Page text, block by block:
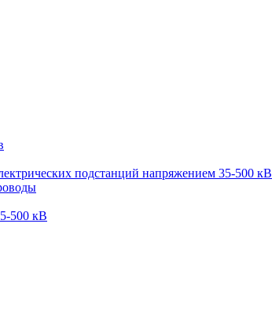
подстанций напряжением 35-500 кВ
500 кВ